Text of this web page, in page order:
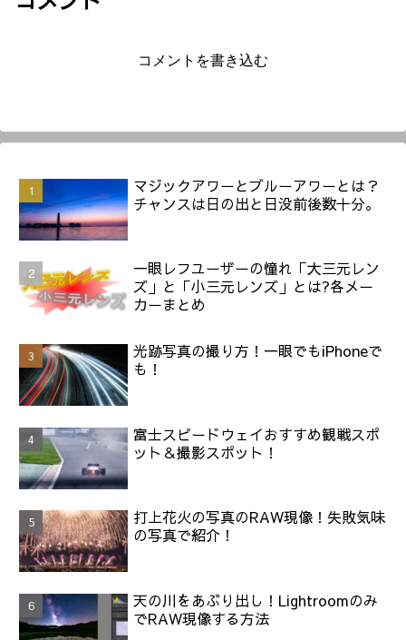
コメントを書き込む
マジックアワーとブルーアワーとは？
チャンスは日の出と日没前後数十分。
一眼レフユーザーの憧れ「大三元レン
ズ」と「小三元レンズ」とは?各メー
カーまとめ
光跡写真の撮り方！一眼でもiPhoneで
も！
富士スピードウェイおすすめ観戦スポ
ット＆撮影スポット！
打上花火の写真のRAW現像！失敗気味
の写真で紹介！
天の川をあぶり出し！Lightroomのみ
でRAW現像する方法